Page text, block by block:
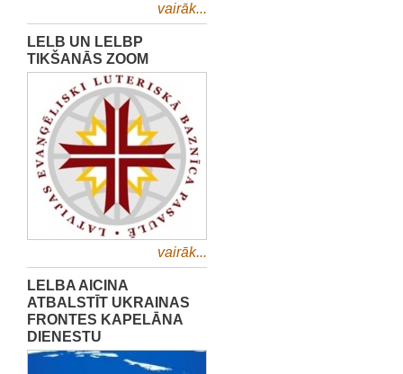
vairāk...
LELB UN LELBP
TIKŠANĀS ZOOM
vairāk...
LELBA AICINA
ATBALSTĪT UKRAINAS
FRONTES KAPELĀNA
DIENESTU